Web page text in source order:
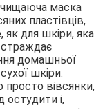
маска
пластівців,
як для шкіри, яка
страждає
домашньої
шкіри.
просто вівсянки,
остудити і,